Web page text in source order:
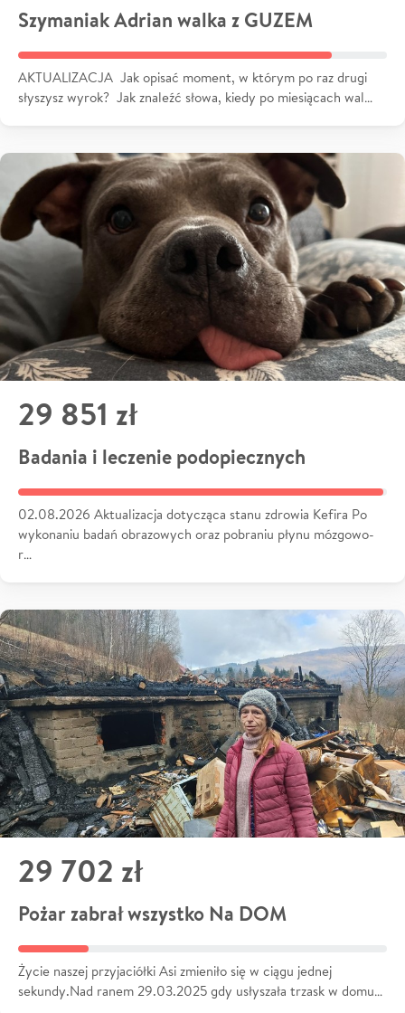
Szymaniak Adrian walka z GUZEM
AKTUALIZACJA Jak opisać moment, w którym po raz drugi
słyszysz wyrok? Jak znaleźć słowa, kiedy po miesiącach wal…
29 851 zł
Badania i leczenie podopiecznych
02.08.2026 Aktualizacja dotycząca stanu zdrowia Kefira Po
wykonaniu badań obrazowych oraz pobraniu płynu mózgowo-
r…
29 702 zł
Pożar zabrał wszystko Na DOM
Życie naszej przyjaciółki Asi zmieniło się w ciągu jednej
sekundy.Nad ranem 29.03.2025 gdy usłyszała trzask w domu…